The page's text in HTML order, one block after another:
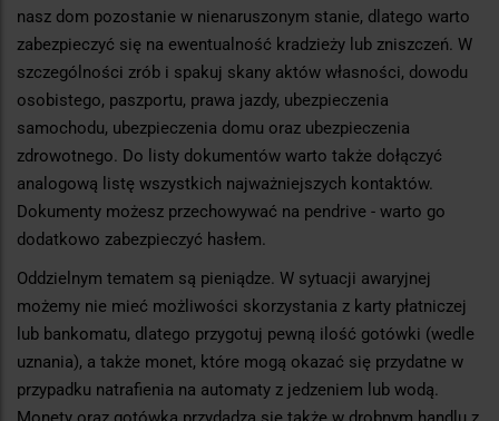
nasz dom pozostanie w nienaruszonym stanie, dlatego warto
zabezpieczyć się na ewentualność kradzieży lub zniszczeń. W
szczególności zrób i spakuj skany aktów własności, dowodu
osobistego, paszportu, prawa jazdy, ubezpieczenia
samochodu, ubezpieczenia domu oraz ubezpieczenia
zdrowotnego. Do listy dokumentów warto także dołączyć
analogową listę wszystkich najważniejszych kontaktów.
Dokumenty możesz przechowywać na pendrive - warto go
dodatkowo zabezpieczyć hasłem.
Oddzielnym tematem są pieniądze. W sytuacji awaryjnej
możemy nie mieć możliwości skorzystania z karty płatniczej
lub bankomatu, dlatego przygotuj pewną ilość gotówki (wedle
uznania), a także monet, które mogą okazać się przydatne w
przypadku natrafienia na automaty z jedzeniem lub wodą.